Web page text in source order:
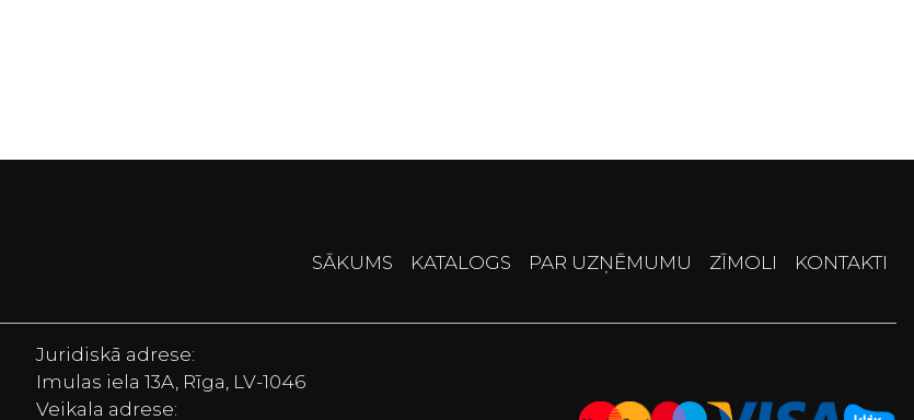
SĀKUMS KATALOGS PAR UZŅĒMUMU ZĪMOLI KONTAKTI
Juridiskā adrese:
Imulas iela 13A, Rīga, LV-1046
Veikala adrese: